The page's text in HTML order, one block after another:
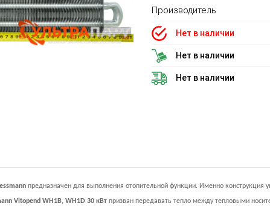
Производитель
Нет в наличии
Нет в наличии
Нет в наличии
предназначен для выполнения отопительной функции. Именно конструкция
Vitopend WH1B, WH1D 30 кВт призван передавать тепло между тепловыми